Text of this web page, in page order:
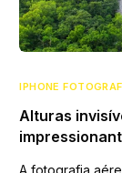
IPHONE
Alturas
A fotografia